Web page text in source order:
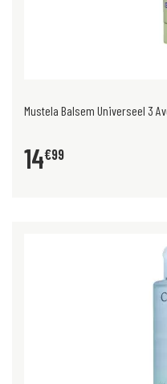
Mustela Balsem Universeel 3
14€99